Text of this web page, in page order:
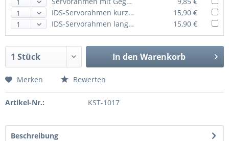
IDS-Servorahmen kurz für KST A12 Torque und KST A12 Speed
15,90 €
IDS-Servorahmen lang für KST A12 Torque und KST A12 Speed
15,90 €
In den Warenkorb
Merken Bewerten
Artikel-Nr.: KST-1017
Beschreibung